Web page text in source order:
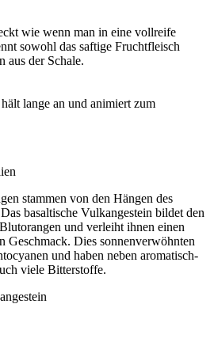
wie wenn man in eine vollreife
sowohl das saftige Fruchtfleisch
aus der Schale.
lange an und animiert zum
stammen von den Hängen des
basaltische Vulkangestein bildet den
und verleiht ihnen einen
Geschmack. Dies sonnenverwöhnten
und haben neben aromatisch-
viele Bitterstoffe.